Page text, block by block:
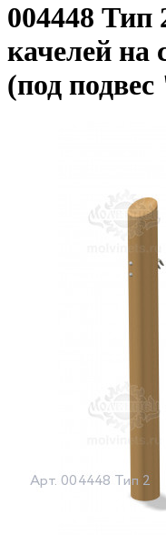
004448 Тип
качелей на
(под